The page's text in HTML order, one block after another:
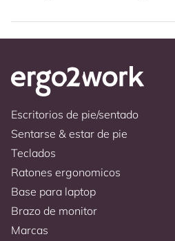
Escritorios de pie/sentado
Sentarse & estar de pie
Teclados
Ratones ergonomicos
Base para laptop
Brazo de monitor
Marcas